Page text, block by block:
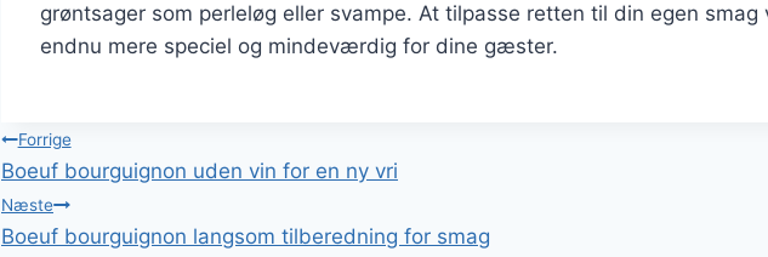
grøntsager som perleløg eller svampe. At tilpasse retten til din egen smag
endnu mere speciel og mindeværdig for dine gæster.
Indlægsnavigation
Forrige
Boeuf bourguignon uden vin for en ny vri
Næste
Boeuf bourguignon langsom tilberedning for smag